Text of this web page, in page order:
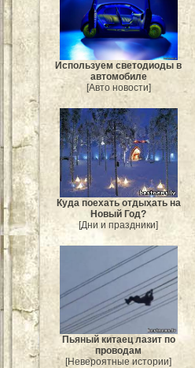
Используем светодиоды в
автомобиле
[Авто новости]
Куда поехать отдыхать на
Новый Год?
[Дни и праздники]
Пьяный китаец лазит по
проводам
[Невероятные истории]